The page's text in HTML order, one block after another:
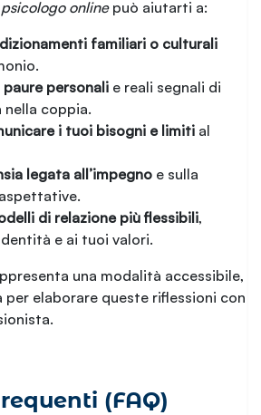
psicologo onlinepuò aiutarti a:
familiari o culturali
paure personali e reali segnali di
coppia.
i tuoi bisogni e limiti al
legata all’impegno e sulla
di relazione più flessibili,
e ai tuoi valori.
una modalità accessibile,
elaborare queste riflessioni con
(FAQ)